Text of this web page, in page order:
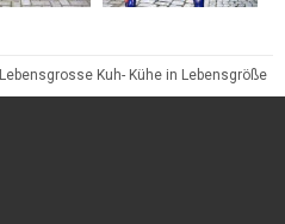
Lebensgrosse Kuh- Kühe in Lebensgröße